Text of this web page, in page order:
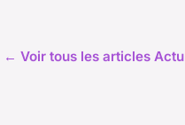
← Voir tous les articles Actu